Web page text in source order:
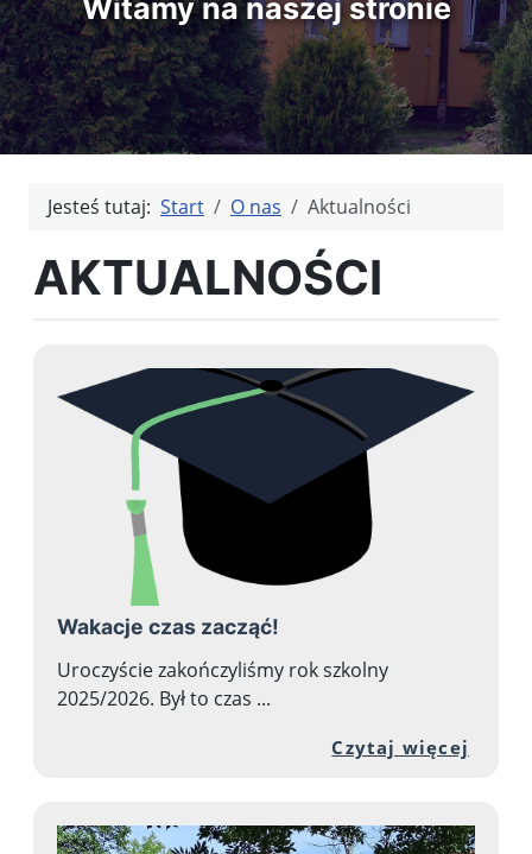
Witamy na naszej stronie
Jesteś tutaj: Start O nas Aktualności
AKTUALNOŚCI
Wakacje czas zacząć!
Uroczyście zakończyliśmy rok szkolny
2025/2026. Był to czas ...
Czytaj więcej